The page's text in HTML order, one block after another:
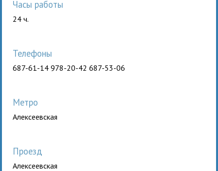
Часы работы
24 ч.
Телефоны
687-61-14 978-20-42 687-53-06
Метро
Алексеевская
Проезд
Алексеевская